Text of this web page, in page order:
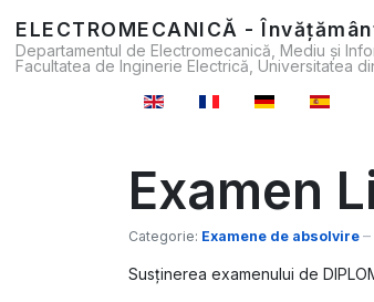
ELECTROMECANICĂ -
Departamentul de Electromecanică, Mediu și
Facultatea de Inginerie Electrică, Universitatea
Selectați limba dvs
Examen
Categorie: Examene de absolvire
Susţinerea examenului de